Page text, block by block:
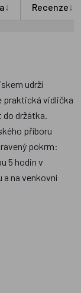
↓ Recenze↓
udrží
praktická vidlička
do držátka.
příboru
pokrm:
5 hodin v
na venkovní